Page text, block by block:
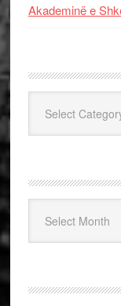
Akademinë e